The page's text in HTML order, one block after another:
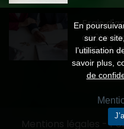
Frais
coûte
15-07-
-
En
sur ce
l’utilisation
savoir plus,
de